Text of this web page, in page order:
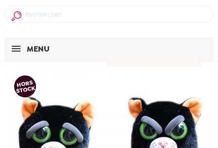
MENU
HORS
STOCK